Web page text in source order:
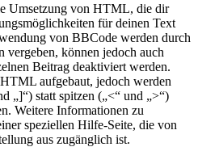
Umsetzung von HTML, die dir
für deinen Text
von BBCode werden durch
können jedoch auch
Beitrag deaktiviert werden.
aufgebaut, jedoch werden
„]“) statt spitzen („<“ und „>“)
Weitere Informationen zu
speziellen Hilfe-Seite, die von
aus zugänglich ist.